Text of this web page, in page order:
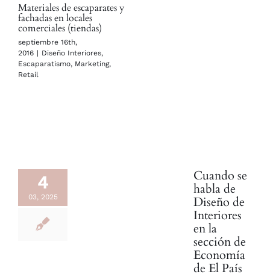
Materiales de escaparates y
fachadas en locales
comerciales (tiendas)
septiembre 16th,
2016 | Diseño Interiores,
Escaparatismo, Marketing,
Retail
4
03, 2025
Cuando se
habla de
Diseño de
Interiores
en la
sección de
Economía
de El País